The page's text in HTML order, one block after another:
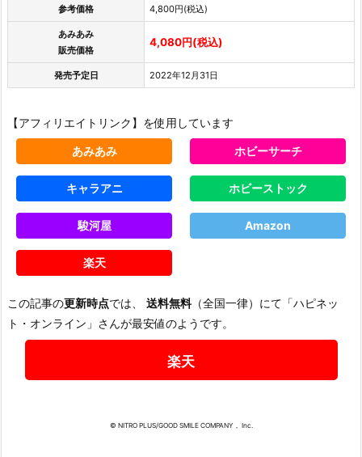
参考価格 4,800円(税込)
あみあみ
販売価格
4,080円(税込)
発売予定日 2022年12月31日
【アフィリエイトリンク】を使用しています
あみあみ ホビーサーチ
キャラアニ ホビーストック
駿河屋 Amazon
楽天
この記事の更新時点では、 送料無料（全国一律）にて「ハピネッ
ト・オンライン」さんが最安値のようです。
楽天
© NITRO PLUS/GOOD SMILE COMPANY， Inc.